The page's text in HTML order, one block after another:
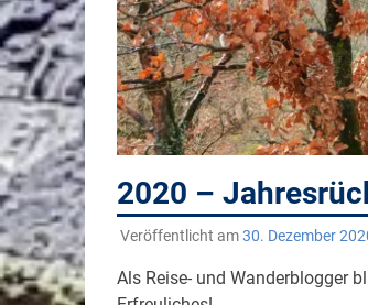
2020 –
Veröffentlicht am30. Dezember
Als Reise- und Wanderblogger